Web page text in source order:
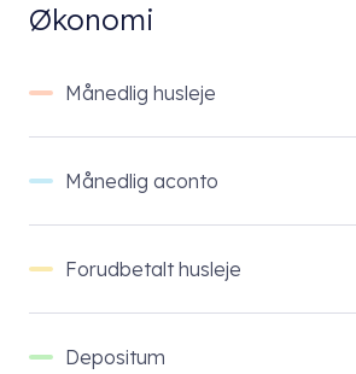
Økonomi
Månedlig husleje
Månedlig aconto
Forudbetalt husleje
Depositum